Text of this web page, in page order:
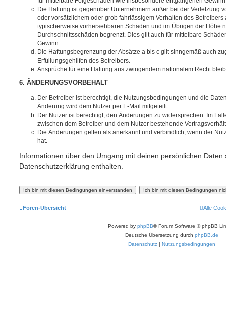
Die Haftung ist gegenüber Unternehmern außer bei der Verletzung
oder vorsätzlichem oder grob fahrlässigem Verhalten des Betreibers
typischerweise vorhersehbaren Schäden und im Übrigen der Höhe
Durchschnittsschäden begrenzt. Dies gilt auch für mittelbare
Gewinn.
Die Haftungsbegrenzung der Absätze a bis c gilt sinngemäß auch
Erfüllungsgehilfen des Betreibers.
Ansprüche für eine Haftung aus zwingendem nationalem Recht
6. ÄNDERUNGSVORBEHALT
Der Betreiber ist berechtigt, die Nutzungsbedingungen und die
Änderung wird dem Nutzer per E-Mail mitgeteilt.
Der Nutzer ist berechtigt, den Änderungen zu widersprechen. Im
zwischen dem Betreiber und dem Nutzer bestehende
Die Änderungen gelten als anerkannt und verbindlich, wenn der
hat.
Informationen über den Umgang mit deinen persönlichen Daten
Datenschutzerklärung enthalten.
Foren-Übersicht Alle
Powered by phpBB® Forum Software © phpBB
Deutsche Übersetzung durch phpBB.de
Datenschutz | Nutzungsbedingungen